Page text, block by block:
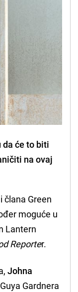
će to biti
na ovaj
člana Green
moguće u
Lantern
Reporter.
Johna
Gardnera